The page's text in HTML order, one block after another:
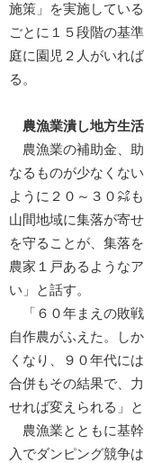
施策」を実施してい
ごとに１５段階の基
庭に園児２人がいれ
る。
農漁業潰し地方生
農漁業の補助金、
なるものが少なくな
ように２０～３０㌶
山間地域に集落が寄
を守ることが、集落
農家１戸あるような
い」と話す。
「６０年まえの敗戦
自作農がふえた。し
くなり、９０年代に
合併もその結果で、
せれば変えられる」
農漁業とともに基
入でダンピング競争